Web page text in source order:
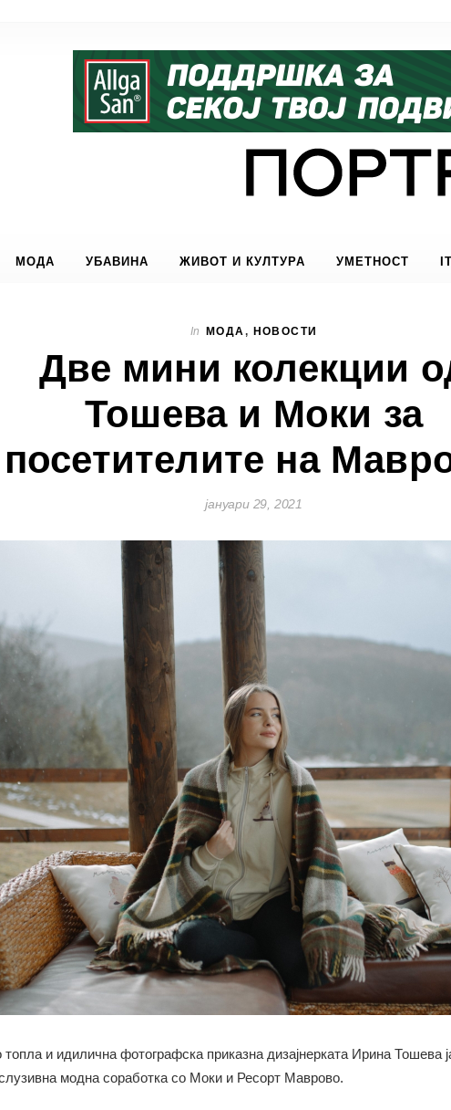
МОДА УБАВИНА ЖИВОТ И КУЛТУРА УМЕТНОСТ
In МОДА, НОВОСТИ
Две мини колекции
Тошева и Моки за
посетителите на
јануари 29, 2021
топла и идилична фотографска приказна дизајнерката Ирина Тошева
модна соработка со Моки и Ресорт Маврово.